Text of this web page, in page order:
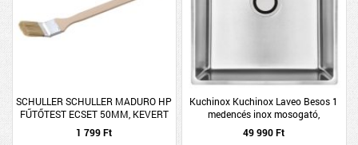
SCHULLER SCHULLER MADURO HP
FŰTŐTEST ECSET 50MM, KEVERT
SÖRTE, NATÚR FANYÉL
1 799 Ft
Kuchinox Kuchinox Laveo Besos 1
medencés inox mosogató,
48x49x21cm 3,5&quot;
49 990 Ft